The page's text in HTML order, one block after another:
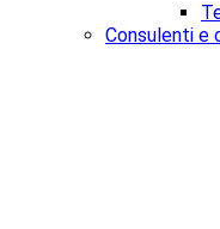
Consulenti e